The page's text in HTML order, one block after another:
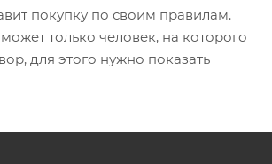
покупку по своим правилам.
только человек, на которого
для этого нужно показать